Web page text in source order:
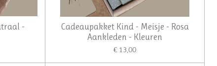
-
Cadeaupakket Kind - Meisje - Rosa
Aankleden - Kleuren
€ 13,00